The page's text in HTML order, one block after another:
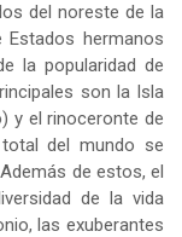
del noreste de la
hermanos
la popularidad de
son la Isla
y el rinoceronte de
del mundo se
de estos, el
de la vida
las exuberantes